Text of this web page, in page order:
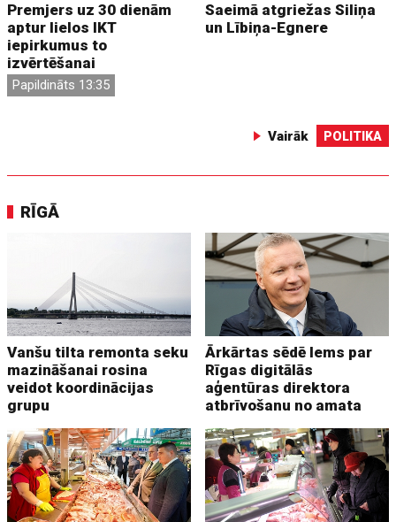
Premjers uz 30 dienām
aptur lielos IKT
iepirkumus to
izvērtēšanai
Papildināts 13:35
Saeimā atgriežas Siliņa
un Lībiņa-Egnere
Vairāk POLITIKA
RĪGĀ
Vanšu tilta remonta seku
mazināšanai rosina
veidot koordinācijas
grupu
Ārkārtas sēdē lems par
Rīgas digitālās
aģentūras direktora
atbrīvošanu no amata